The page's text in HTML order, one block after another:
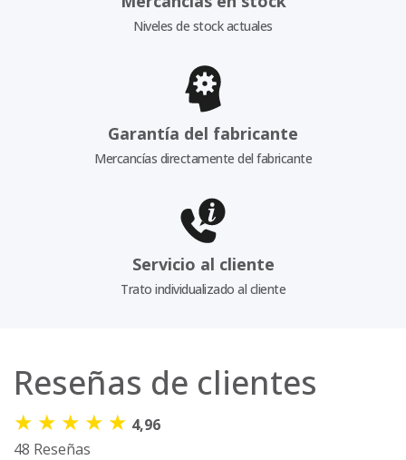
Niveles de stock actuales
Garantía del fabricante
Mercancías directamente del fabricante
Servicio al cliente
Trato individualizado al cliente
Reseñas de clientes
★ ★ ★ ★ ★ 4,96
48 Reseñas